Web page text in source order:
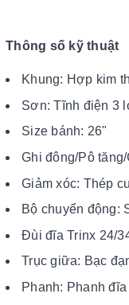
Thông số kỹ thuật
Khung: Hợp kim
Sơn: Tĩnh điện 3
Size bánh: 26"
Ghi đông/Pô
Giảm xóc: Thép
Bộ chuyển động:
Đùi đĩa Trinx 24/
Trục giữa: Bạc
Phanh: Phanh